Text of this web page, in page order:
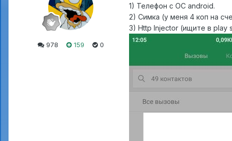
978 159 0
1) Телефон с ОС android.
2) Симка (у меня 4 коп на
3) Http Injector (ищите в play